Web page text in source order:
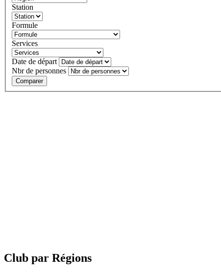
Station
Formule
Services
Date de départ
Nbr de personnes
Comparer
Club par Régions